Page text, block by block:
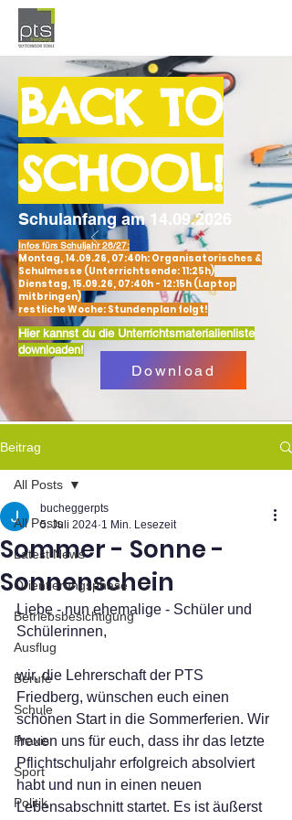
BACK TO
SCHOOL!
Schulanfang am 14.09.2026
Infos fürs Schuljahr 26/27:
Montag, 14.09.26, 07:40h: Organisatorisches &
Schulmesse (Unterrichtsende: 11:25h)
Dienstag, 15.09.26, 07:40h - 12:15h (Laptop
mitbringen)
restliche Woche: Stundenplan folgt!
Hier kannst du die Unterrichtsmaterialienliste
downloaden!
Download
Beitrag
All Posts
Latest News
Orientierungsphase
Betriebsbesichtigung
Ausflug
Berufe
Schule
Praxis
Sport
Politik
All Posts
Sommer - Sonne -
Sonnenschein
bucheggerpts
5. Juli 2024 1 Min. Lesezeit
Liebe - nun ehemalige - Schüler und
Schülerinnen,
wir, die Lehrerschaft der PTS
Friedberg, wünschen euch einen
schönen Start in die Sommerferien. Wir
freuen uns für euch, dass ihr das letzte
Pflichtschuljahr erfolgreich absolviert
habt und nun in einen neuen
Lebensabschnitt startet. Es ist äußerst